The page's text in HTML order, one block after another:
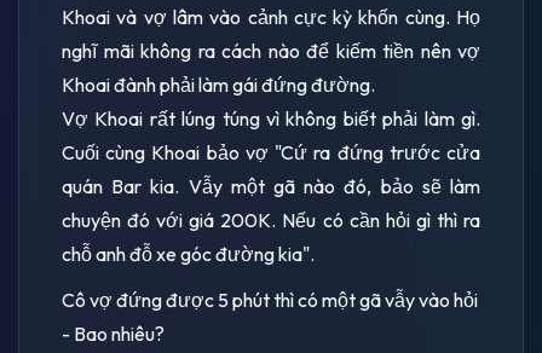
Khoai và vợ lâm vào cảnh cực kỳ khốn cùng. Họ
nghĩ mãi không ra cách nào để kiếm tiền nên vợ
Khoai đành phải làm gái đứng đường.
Vợ Khoai rất lúng túng vì không biết phải làm gì.
Cuối cùng Khoai bảo vợ "Cứ ra đứng trước cửa
quán Bar kia. Vẫy một gã nào đó, bảo sẽ làm
chuyện đó với giá 200K. Nếu có cần hỏi gì thì ra
chỗ anh đỗ xe góc đường kia".
Cô vợ đứng được 5 phút thì có một gã vẫy vào hỏi
- Bao nhiêu?